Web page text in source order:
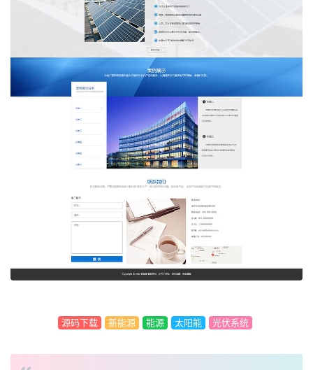
源码下载 新能源 能源 太阳能 光伏系统